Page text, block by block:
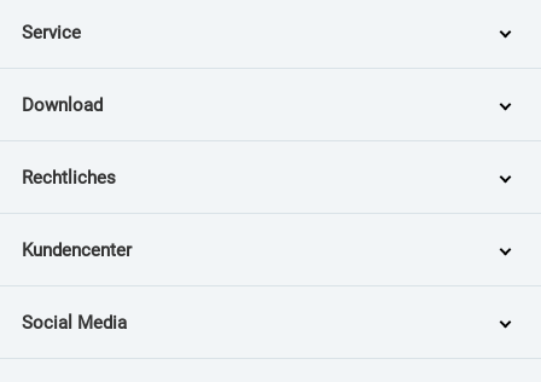
Service
Download
Rechtliches
Kundencenter
Social Media